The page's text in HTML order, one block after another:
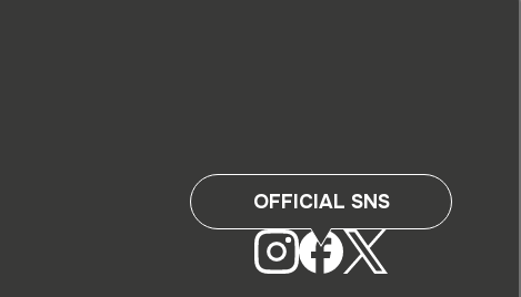
OFFICIAL SNS